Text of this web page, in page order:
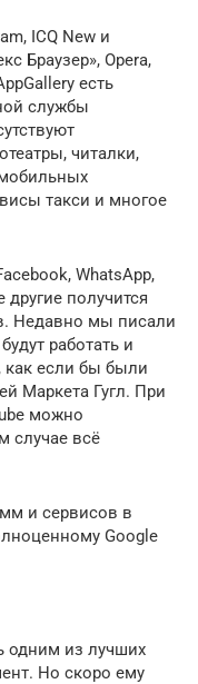
ICQ New и
Браузер», Opera,
есть
службы
читалки,
такси и многое
WhatsApp,
другие получится
Недавно мы писали
работать и
как если бы были
Маркета Гугл. При
можно
случае всё
и сервисов в
Google
одним из лучших
Но скоро ему